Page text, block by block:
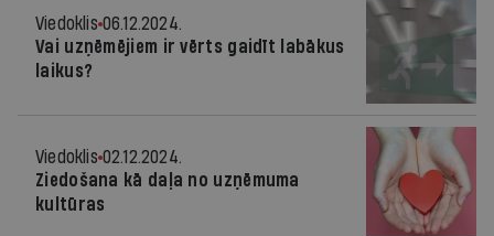
Viedoklis 06.12.2024.
Vai uzņēmējiem ir vērts gaidīt labākus
laikus?
Viedoklis 02.12.2024.
Ziedošana kā daļa no uzņēmuma
kultūras